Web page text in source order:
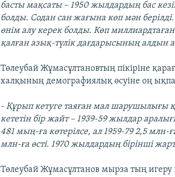
басты мақсаты – 1950 жылдардың бас
болды. Содан сан жағына көп мән
өнім алу керек болды. Көп
қалған азық-түлік дағдарысының алдын
Төлеубай Жұмасұлтановтың пікіріне
халқының демографиялық өсуіне оң
- Құрып кетуге таяған мал шарушылығы
кететін бір жайт – 1939-59 жылдар
481 мың-ға көтерілсе, ал 1959-79 2,5 млн-
млн-ға өсті. 1970 жылдардың бірінші
Төлеубай Жұмасұлтанов мырза тың